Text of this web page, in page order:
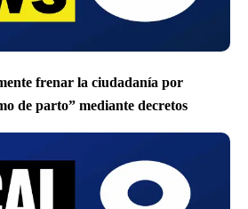
frenar la ciudadanía por
de parto” mediante decretos